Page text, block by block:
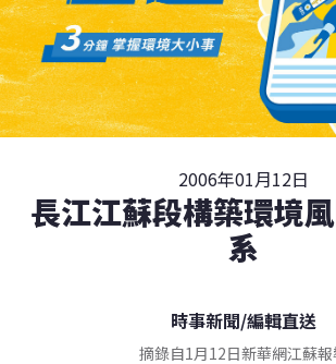
2006年01月12日
長江江蘇段構築環境
系
時事新聞/編輯直送
摘錄自1月12日新華網江蘇報